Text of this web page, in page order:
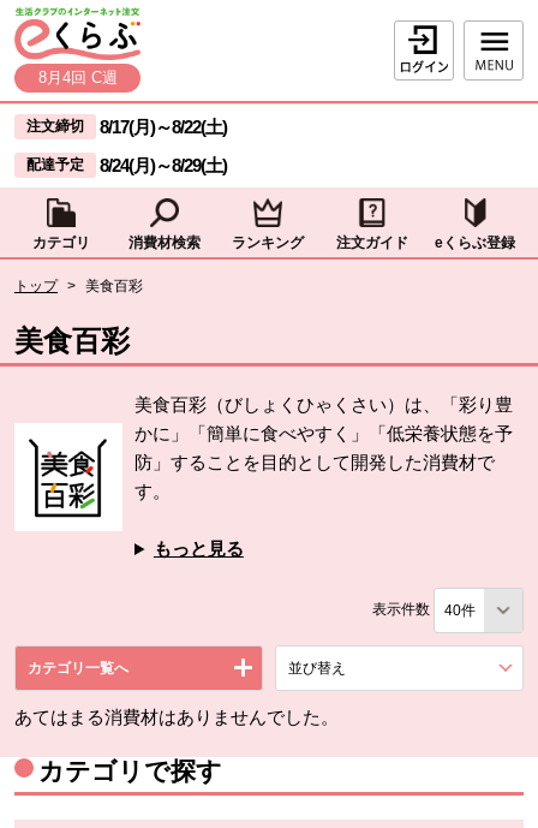
ページの先頭です。
本文へジャンプする。
8月4回 C週
ログイン
ここからサイト内共通メニューです。
サイト内共通メニューをスキップする
注文締切 8/17(月)～8/22(土)
配達予定 8/24(月)～8/29(土)
カテゴリ 消費材検索 ランキング 注文ガイド eくらぶ登録
トップ > 美食百彩
美食百彩
美食百彩（びしょくひゃくさい）は、「彩り豊
かに」「簡単に食べやすく」「低栄養状態を予
防」することを目的として開発した消費材で
す。
もっと見る
表示件数
カテゴリ一覧へ 並び替え
あてはまる消費材はありませんでした。
カテゴリで探す